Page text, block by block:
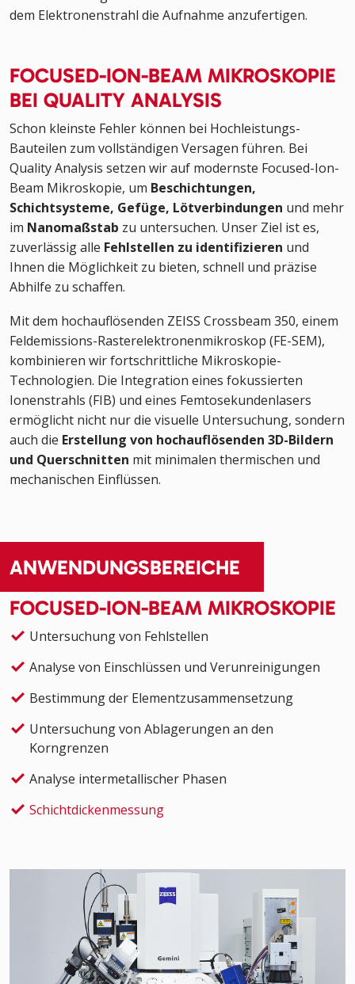
dem Elektronenstrahl die Aufnahme anzufertigen.
FOCUSED-ION-BEAM MIKROSKOPIE
BEI QUALITY ANALYSIS
Schon kleinste Fehler können bei Hochleistungs-
Bauteilen zum vollständigen Versagen führen. Bei
Quality Analysis setzen wir auf modernste Focused-Ion-
Beam Mikroskopie, um Beschichtungen,
Schichtsysteme, Gefüge, Lötverbindungen und mehr
im Nanomaßstab zu untersuchen. Unser Ziel ist es,
zuverlässig alle Fehlstellen zu identifizieren und
Ihnen die Möglichkeit zu bieten, schnell und präzise
Abhilfe zu schaffen.
Mit dem hochauflösenden ZEISS Crossbeam 350, einem
Feldemissions-Rasterelektronenmikroskop (FE-SEM),
kombinieren wir fortschrittliche Mikroskopie-
Technologien. Die Integration eines fokussierten
Ionenstrahls (FIB) und eines Femtosekundenlasers
ermöglicht nicht nur die visuelle Untersuchung, sondern
auch die Erstellung von hochauflösenden 3D-Bildern
und Querschnitten mit minimalen thermischen und
mechanischen Einflüssen.
ANWENDUNGSBEREICHE
FOCUSED-ION-BEAM MIKROSKOPIE
Untersuchung von Fehlstellen
Analyse von Einschlüssen und Verunreinigungen
Bestimmung der Elementzusammensetzung
Untersuchung von Ablagerungen an den
Korngrenzen
Analyse intermetallischer Phasen
Schichtdickenmessung